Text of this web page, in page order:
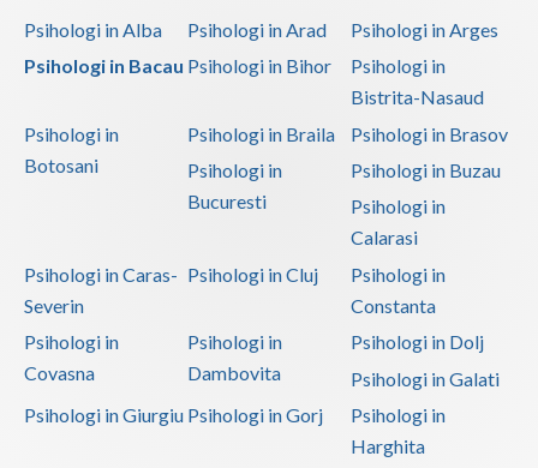
Psihologi in Alba Psihologi in Arad
Psihologi in Arges
Psihologi in Bacau Psihologi in Bihor
Psihologi in
Bistrita-Nasaud
Psihologi in
Botosani
Psihologi in Braila
Psihologi in Brasov
Psihologi in
Bucuresti
Psihologi in Buzau
Psihologi in
Calarasi
Psihologi in Caras-
Severin
Psihologi in Cluj
Psihologi in
Constanta
Psihologi in
Covasna
Psihologi in
Dambovita
Psihologi in Dolj
Psihologi in Galati
Psihologi in Giurgiu Psihologi in Gorj
Psihologi in
Harghita